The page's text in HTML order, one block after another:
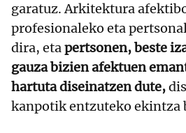
garatuz. Arkitektura
profesionaleko eta
dira, etapertsonen, beste
gauza bizien afektuen
hartuta diseinatzen dute,
kanpotik entzuteko ekintza